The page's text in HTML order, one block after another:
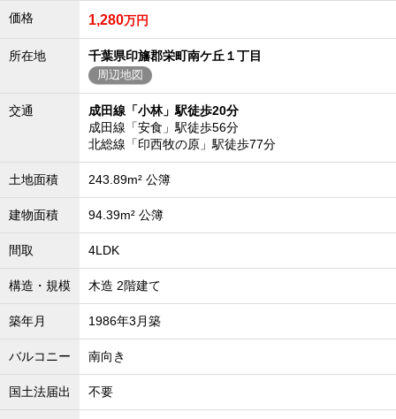
価格 1,280万円
所在地 千葉県印旛郡栄町南ケ丘１丁目
周辺地図
交通
成田線「小林」駅徒歩20分
成田線「安食」駅徒歩56分
北総線「印西牧の原」駅徒歩77分
土地面積 243.89m² 公簿
建物面積 94.39m² 公簿
間取 4LDK
構造・規模 木造 2階建て
築年月 1986年3月築
バルコニー 南向き
国土法届出 不要
外房エリアの土地
内房エリア
内房エリアの新築一戸建
内房エリアの中古一戸建
内房エリアのマンション
内房エリアの土地
東京全域エリア
東京全域エリアの新築一戸建
東京全域エリアの中古一戸建
東京全域エリアの土地
神奈川全域エリア
神奈川全域エリアの中古一戸建
神奈川全域エリアのマンション
神奈川全域エリアの土地
沖縄全域エリア
沖縄全域エリアの新築一戸建
沖縄全域エリアの中古一戸建